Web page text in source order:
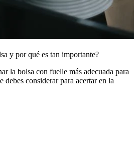
y por qué es tan importante?
la bolsa con fuelle más adecuada para
debes considerar para acertar en la